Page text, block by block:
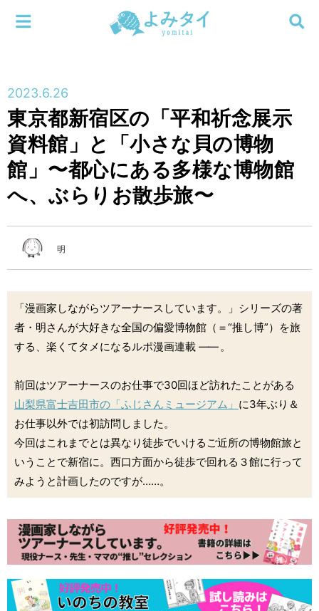
連載
新刊
特集
編集部
検索する
メニューを閉じる
2023.6.26
東京都新宿区の「平和祈念展示
資料館」と「小さな貝の博物
館」〜都心にある多様な博物館
へ、ぶらりお散歩旅〜
明
「漫画家しながらツアーナースしています。」シリーズの著
者・明さんが大好きな全国の偏愛博物館（＝“推し博”）を旅
する、楽くてタメになるルポ漫画連載 ―― 。
前回はツアーナースのお仕事で30回ほど訪れたことがある
山梨県富士吉田市の「ふじさんミュージアム」 に3年ぶり＆
お仕事以外では初訪問しました。
今回はこれまでとは異なり徒歩でいけるご近所の博物館旅と
いうことで新宿に。西口方面から徒歩で回れる３館に行って
みようと計画したのですが……。